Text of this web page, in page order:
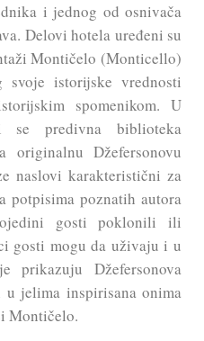
i jednog od osnivača
Delovi hotela uređeni su
Montičelo (Monticello)
istorijske vrednosti
spomenikom. U
se predivna biblioteka
originalnu Džefersonovu
naslovi karakteristični za
potpisima poznatih autora
gosti poklonili ili
gosti mogu da uživaju i u
prikazuju Džefersonova
jelima inspirisana onima
Montičelo.